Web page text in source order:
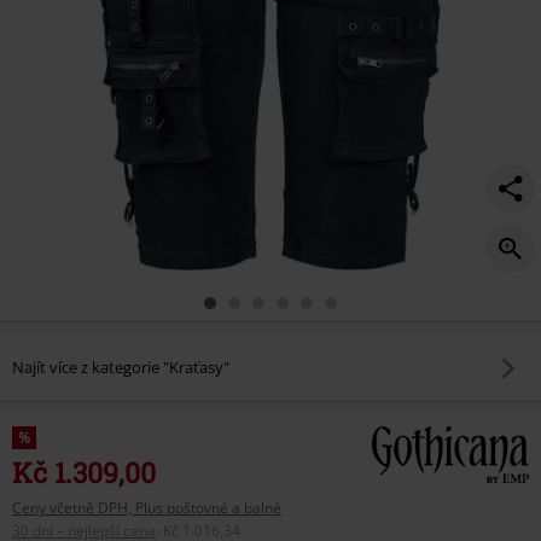
Najít více z kategorie "Kraťasy"
%
Kč 1.309,00
Ceny včetně DPH, Plus poštovné a balné
30 dní – nejlepší cena
Kč 1.016,34